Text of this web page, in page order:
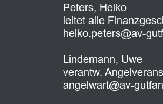
Peters, Heiko
leitet alle
heiko.peters@av-
Lindemann, Uwe
verantw.
angelwart@av-